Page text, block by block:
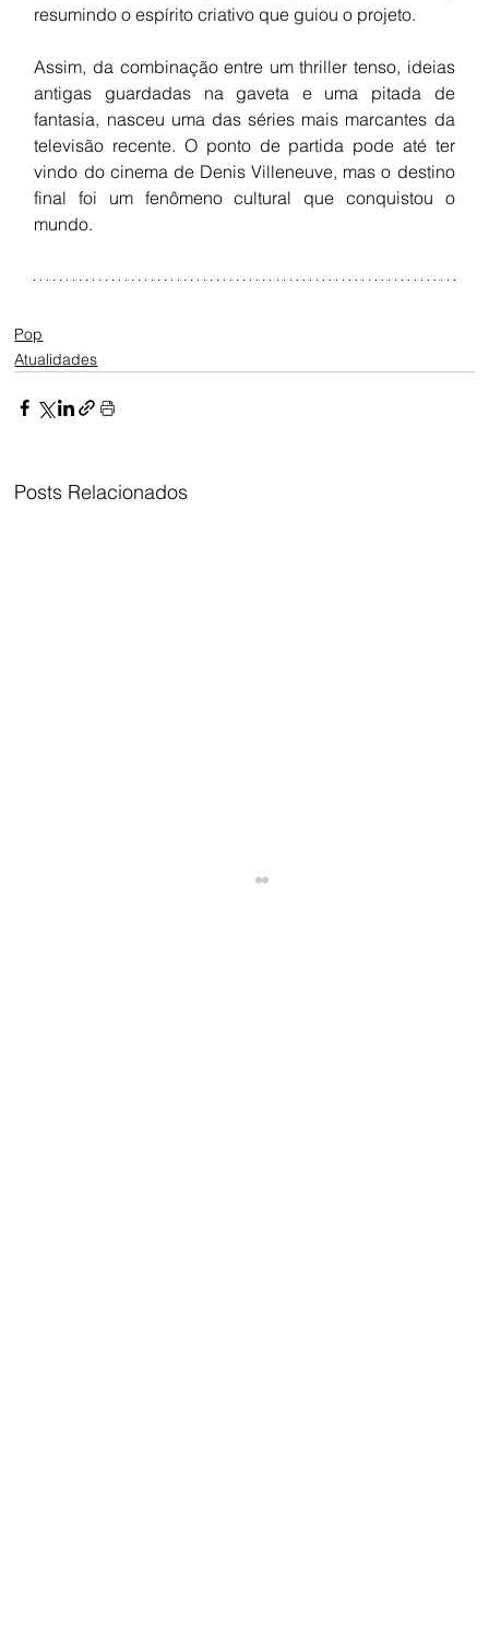
resumindo o espírito criativo que guiou o projeto.
Assim, da combinação entre um thriller tenso, ideias
antigas guardadas na gaveta e uma pitada de
fantasia, nasceu uma das séries mais marcantes da
televisão recente. O ponto de partida pode até ter
vindo do cinema de Denis Villeneuve, mas o destino
final foi um fenômeno cultural que conquistou o
mundo.
Pop
Atualidades
Posts Relacionados